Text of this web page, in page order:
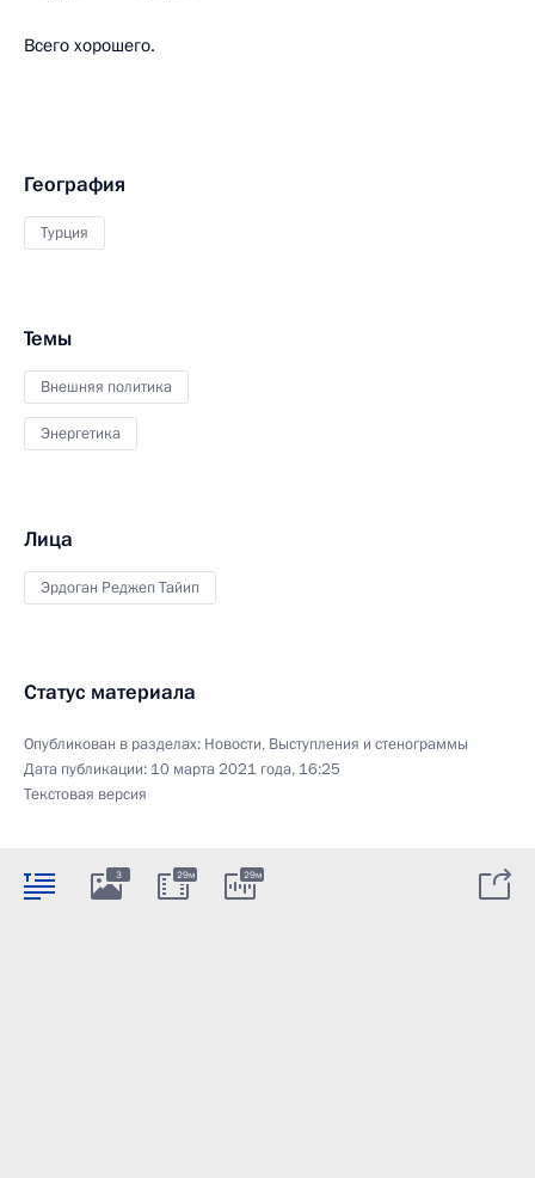
Всего хорошего.
География
Турция
Темы
Внешняя политика
Энергетика
Лица
Эрдоган Реджеп Тайип
Статус материала
Опубликован в разделах: Новости, Выступления и стенограммы
Дата публикации: 10 марта 2021 года, 16:25
Текстовая версия
3 29м 29м